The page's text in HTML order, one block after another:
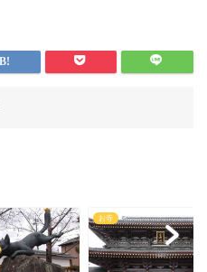
お寺